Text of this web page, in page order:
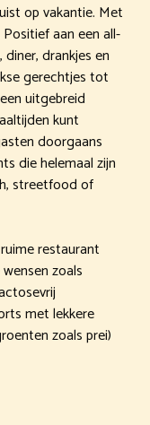
op vakantie. Met
aan een all-
drankjes en
gerechtjes tot
uitgebreid
kunt
doorgaans
die helemaal zijn
streetfood of
restaurant
zoals
met lekkere
zoals prei)